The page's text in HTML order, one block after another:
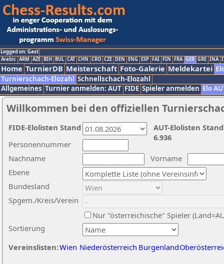
Logged on: Gast
Arabic ARM AZE BIH BUL CAT CHN CRO CZE DEN ENG ESP FAI FIN FRA GER GRE INA
Home TurnierDB Meisterschaft Foto-Galerie Meldekartei
Turnierschach-Elozahl Schnellschach-Elozahl
Allgemeines Turnier anmelden: AUT FIDE Spieler anmelden Elo
Willkommen bei den offiziellen
Nachname
Vorname
Ebene
Sortierung
Personennummer
Bundesland
Spgem./Kreis/Verein
Nur "österreichische" Spieler
Vereinslisten:Wien Niederösterreich Burgenland
AUT-Elolisten
6.936
FIDE-Elolisten Stand